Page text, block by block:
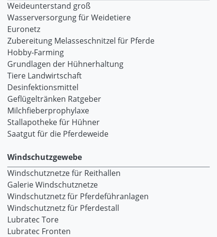
Weideunterstand groß
Wasserversorgung für Weidetiere
Euronetz
Zubereitung Melasseschnitzel für Pferde
Hobby-Farming
Grundlagen der Hühnerhaltung
Tiere Landwirtschaft
Desinfektionsmittel
Geflügeltränken Ratgeber
Milchfieberprophylaxe
Stallapotheke für Hühner
Saatgut für die Pferdeweide
Windschutzgewebe
Windschutznetze für Reithallen
Galerie Windschutznetze
Windschutznetz für Pferdeführanlagen
Windschutznetz für Pferdestall
Lubratec Tore
Lubratec Fronten